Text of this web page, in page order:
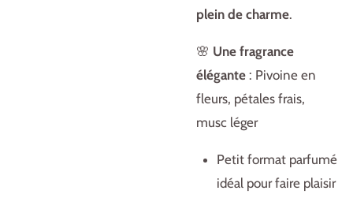
plein de charme.
🌸 Une fragrance
élégante : Pivoine en
fleurs, pétales frais,
musc léger
Petit format parfumé
idéal pour faire plaisir